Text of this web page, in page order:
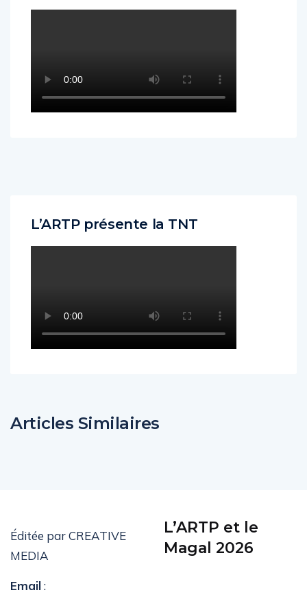
L’ARTP présente la TNT
Articles Similaires
Éditée par CREATIVE
MEDIA
Email:
L’ARTP et le
Magal 2026